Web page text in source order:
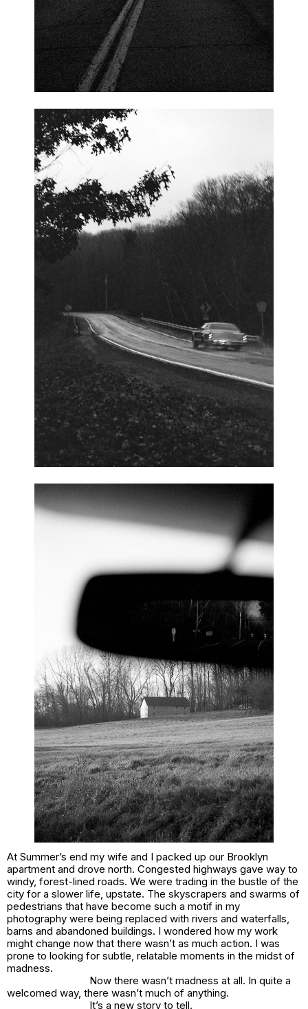
At Summer’s end my wife and I packed up our Brooklyn
apartment and drove north. Congested highways gave way to
windy, forest-lined roads. We were trading in the bustle of the
city for a slower life, upstate. The skyscrapers and swarms of
pedestrians that have become such a motif in my
photography were being replaced with rivers and waterfalls,
barns and abandoned buildings. I wondered how my work
might change now that there wasn’t as much action. I was
prone to looking for subtle, relatable moments in the midst of
madness.
Now there wasn’t madness at all. In quite a
welcomed way, there wasn’t much of anything.
It’s a new story to tell.